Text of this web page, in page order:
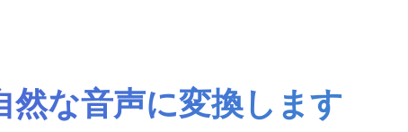
な音声に変換します